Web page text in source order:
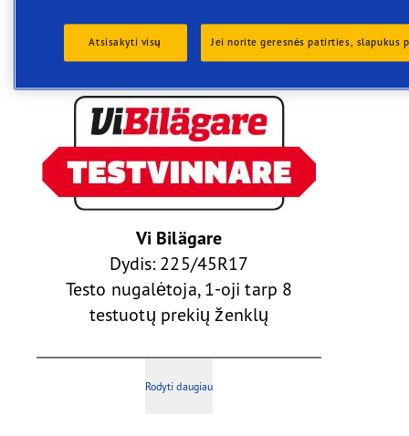
mėgautis geresniu važiavimu.
Vi Bilägare
Dydis: 225/45R17
Testo nugalėtoja, 1-oji tarp 8
testuotų prekių ženklų
Rodyti daugiau
Atsisakyti visų Jei norite geresnės patirties, slapukus